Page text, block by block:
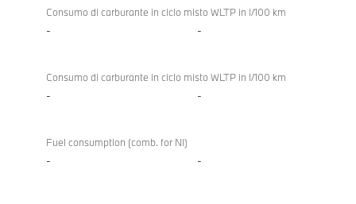
Consumo di carburante in ciclo misto WLTP in l/100 km
- -
Consumo di carburante in ciclo misto WLTP in l/100 km
- -
Fuel consumption (comb. for NI)
- -